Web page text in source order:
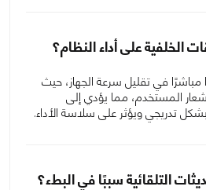
الخلفية على أداء النظام؟
مباشرًا في تقليل سرعة الجهاز، حيث
المستخدم، مما يؤدي إلى
تدريجي ويؤثر على سلاسة الأداء.
التلقائية سببًا في البطء؟